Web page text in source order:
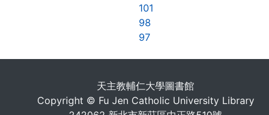
101
98
97
天主教輔仁大學圖書館
Copyright © Fu Jen Catholic University Library